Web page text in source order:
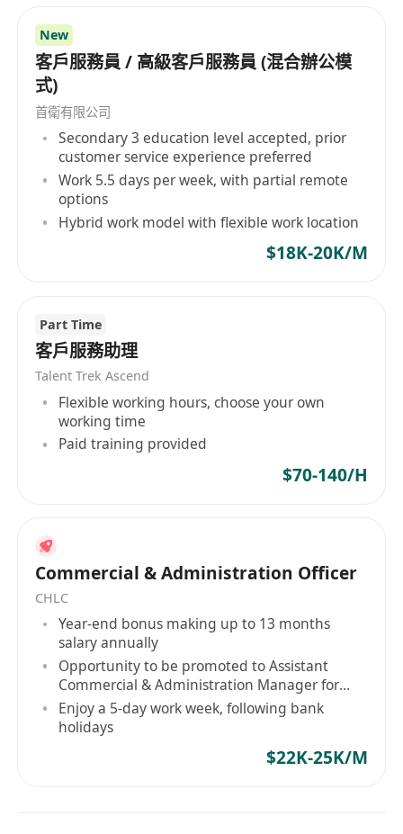
New
客戶服務員 / 高級客戶服務員 (混合辦公模
式)
首衛有限公司
Secondary 3 education level accepted, prior
customer service experience preferred
Work 5.5 days per week, with partial remote
options
Hybrid work model with flexible work location
$18K-20K/M
Part Time
客戶服務助理
Talent Trek Ascend
Flexible working hours, choose your own
working time
Paid training provided
$70-140/H
Commercial & Administration Officer
CHLC
Year-end bonus making up to 13 months
salary annually
Opportunity to be promoted to Assistant
Commercial & Administration Manager for
good performance
Enjoy a 5-day work week, following bank
holidays
$22K-25K/M